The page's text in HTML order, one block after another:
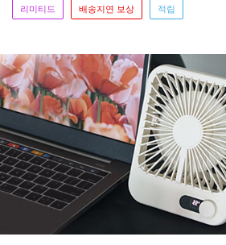
리미티드 배송지연 보상 적립